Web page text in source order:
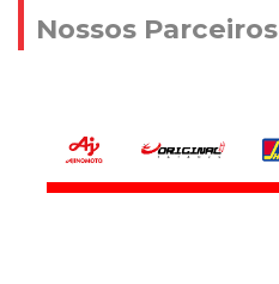
Nossos Parceiros